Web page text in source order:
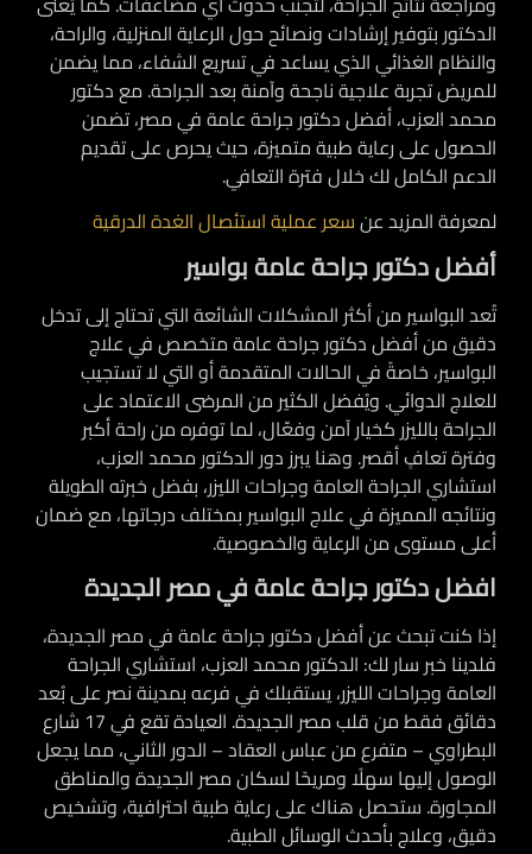
الدكتور بتوفير إرشادات ونصائح حول الرعاية المنزلية، والراحة،
والنظام الغذائي الذي يساعد في تسريع الشفاء، مما يضمن
للمريض تجربة علاجية ناجحة وآمنة بعد الجراحة. مع دكتور
محمد العزب، أفضل دكتور جراحة عامة في مصر،تضمن
الحصول على رعاية طبية متميزة، حيث يحرص على تقديم
الدعم الكامل لك خلال فترة التعافي.
لمعرفة المزيد عنسعر عملية استئصال الغدة الدرقية
أفضل دكتور جراحة عامة بواسير
تُعد البواسير من أكثر المشكلات الشائعة التي تحتاج إلى تدخل
دقيق من أفضل دكتور جراحة عامة متخصص في علاج
البواسير، خاصةً في الحالات المتقدمة أو التي لا تستجيب
للعلاج الدوائي. ويُفضل الكثير من المرضى الاعتماد على
الجراحة بالليزر كخيار آمن وفعّال، لما توفره من راحة أكبر
وفترة تعافٍ أقصر. وهنا يبرز دور الدكتور محمد العزب،
استشاري الجراحة العامة وجراحات الليزر، بفضل خبرته الطويلة
ونتائجه المميزة في علاج البواسير بمختلف درجاتها، مع ضمان
أعلى مستوى من الرعاية والخصوصية.
افضل دكتور جراحة عامة في مصر الجديدة
إذا كنت تبحث عن أفضل دكتور جراحة عامة في مصر الجديدة،
فلدينا خبر سار لك: الدكتور محمد العزب، استشاري الجراحة
العامة وجراحات الليزر، يستقبلك في فرعه بمدينة نصر على بُعد
دقائق فقط من قلب مصر الجديدة. العيادة تقع في 17 شارع
البطراوي – متفرع من عباس العقاد – الدور الثاني، مما يجعل
الوصول إليها سهلًا ومريحًا لسكان مصر الجديدة والمناطق
المجاورة. ستحصل هناك على رعاية طبية احترافية، وتشخيص
دقيق، وعلاج بأحدث الوسائل الطبية.